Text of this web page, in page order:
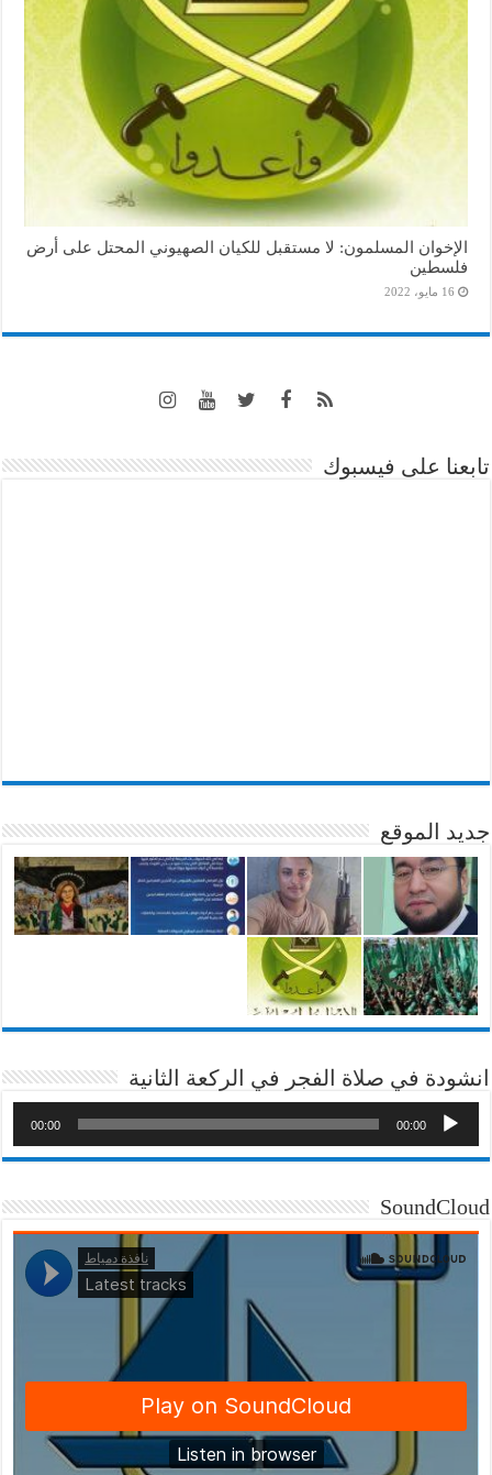
الإخوان المسلمون: لا مستقبل للكيان الصهيوني المحتل على أرض
فلسطين
16 مايو، 2022
تابعنا على فيسبوك
جديد الموقع
انشودة في صلاة الفجر في الركعة الثانية
00:00
00:00
SoundCloud